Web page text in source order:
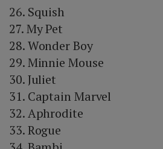
26. Squish
27. My Pet
28. Wonder Boy
29. Minnie Mouse
30. Juliet
31. Captain Marvel
32. Aphrodite
33. Rogue